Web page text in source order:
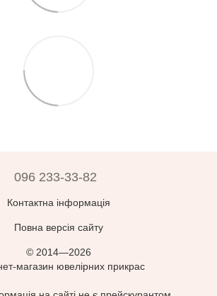
096 233-33-82
Контактна інформація
Повна версія сайту
© 2014—2026
магазин ювелірних прикрас